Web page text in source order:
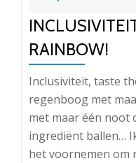
RAINBOW!
Inclusiviteit, taste
regenboog met
met maar één noot
ingrediënt ballen…
het voornemen om